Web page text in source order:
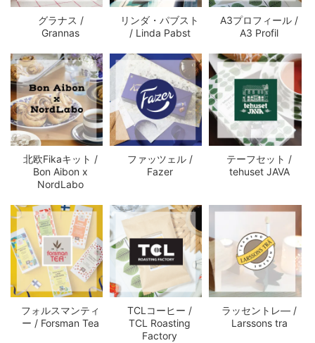
グラナス /
Grannas
リンダ・パブスト
/ Linda Pabst
A3プロフィール /
A3 Profil
北欧Fikaキット /
Bon Aibon x
NordLabo
ファッツェル /
Fazer
テーフセット /
tehuset JAVA
フォルスマンティ
ー / Forsman Tea
TCLコーヒー /
TCL Roasting
Factory
ラッセントレ― /
Larssons tra